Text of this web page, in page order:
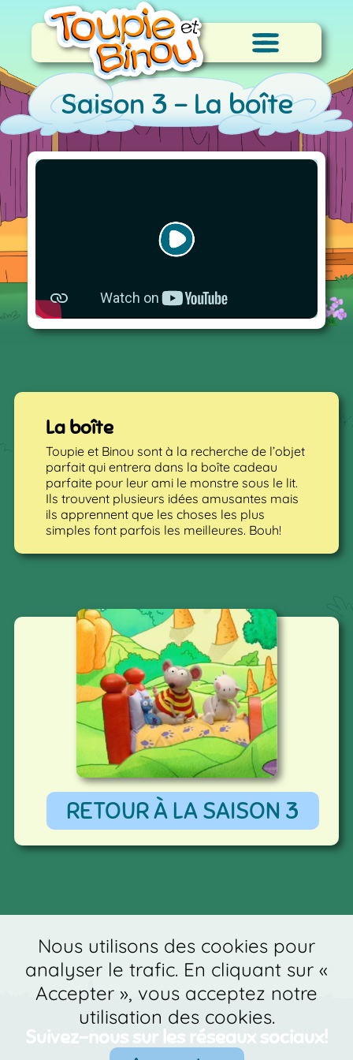
Saison 3 - La boîte
La boîte
Toupie et Binou sont à la recherche de l’objet
parfait qui entrera dans la boîte cadeau
parfaite pour leur ami le monstre sous le lit.
Ils trouvent plusieurs idées amusantes mais
ils apprennent que les choses les plus
simples font parfois les meilleures. Bouh!
RETOUR À LA SAISON 3
Suivez-nous sur les réseaux sociaux!
Nous utilisons des cookies pour
analyser le trafic. En cliquant sur «
Accepter », vous acceptez notre
utilisation des cookies.